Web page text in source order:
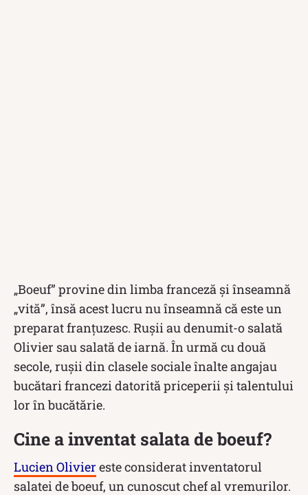
„Boeuf” provine din limba franceză și înseamnă
„vită”, însă acest lucru nu înseamnă că este un
preparat franțuzesc. Rușii au denumit-o salată
Olivier sau salată de iarnă. În urmă cu două
secole, rușii din clasele sociale înalte angajau
bucătari francezi datorită priceperii și talentului
lor în bucătărie.
Cine a inventat salata de boeuf?
Lucien Olivier este considerat inventatorul
salatei de boeuf, un cunoscut chef al vremurilor.